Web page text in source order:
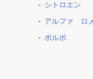
シトロエン
アルファ ロ
ボルボ